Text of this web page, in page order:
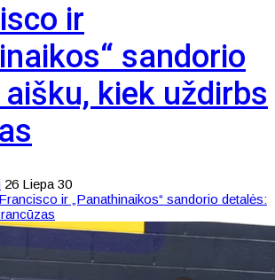
ir
sandorio
kiek uždirbs
26 Liepa 30
ir „Panathinaikos“ sandorio detalės: